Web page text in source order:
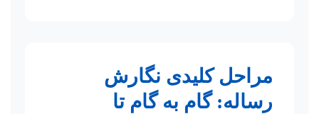
مراحل کلیدی نگارش
رساله: گام به گام تا